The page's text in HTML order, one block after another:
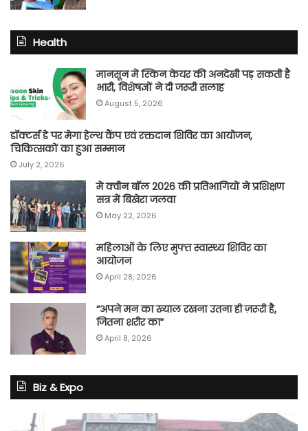
Health
मानसून में स्किन केयर की अनदेखी पड़ सकती है
भारी, विशेषज्ञों ने दी जरूरी सलाह
August 5, 2026
डॉक्टर्स डे पर मेगा हेल्थ कैंप एवं रक्तदान शिविर का आयोजन,
चिकित्सकों का हुआ सम्मान
July 2, 2026
मे क्वीन बॉल 2026 की प्रतिभागियों ने प्रशिक्षण
सत्र में बिखेरा जलवा
May 22, 2026
महिलाओं के लिए मुफ्त स्वास्थ्य शिविर का
आयोजन
April 28, 2026
“अपने मन का ख्याल रखना उतना ही ज़रूरी है,
जितना शरीर का”
April 8, 2026
Biz & Expo